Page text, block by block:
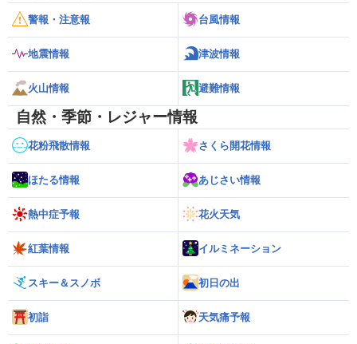
警報・注意報 台風情報
地震情報 津波情報
火山情報 避難情報
自然・季節・レジャー情報
花粉飛散情報 さくら開花情報
ほたる情報 あじさい情報
熱中症予報 花火天気
紅葉情報 イルミネーション
スキー＆スノボ 初日の出
初詣 天気痛予報